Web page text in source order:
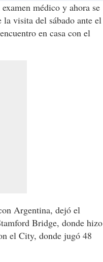
médico y ahora se
la visita del sábado ante el
en casa con el
Argentina, dejó el
Bridge, donde hizo
el City, donde jugó 48